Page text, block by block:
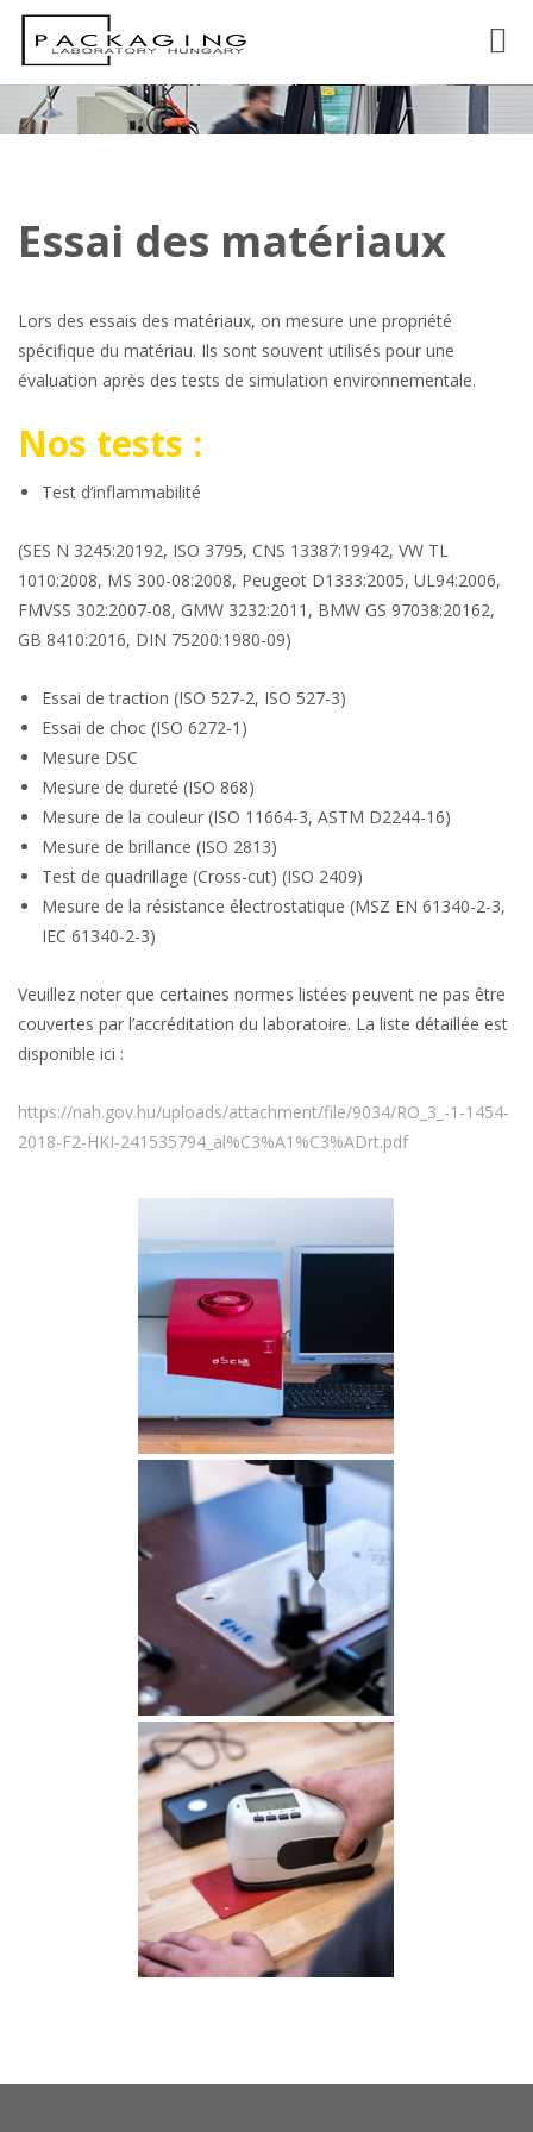
Essai des matériaux
Lors des essais des matériaux, on mesure une propriété
spécifique du matériau. Ils sont souvent utilisés pour une
évaluation après des tests de simulation environnementale.
Nos tests :
Test d’inflammabilité
(SES N 3245:20192, ISO 3795, CNS 13387:19942, VW TL
1010:2008, MS 300-08:2008, Peugeot D1333:2005, UL94:2006,
FMVSS 302:2007-08, GMW 3232:2011, BMW GS 97038:20162,
GB 8410:2016, DIN 75200:1980-09)
Essai de traction (ISO 527-2, ISO 527-3)
Essai de choc (ISO 6272-1)
Mesure DSC
Mesure de dureté (ISO 868)
Mesure de la couleur (ISO 11664-3, ASTM D2244-16)
Mesure de brillance (ISO 2813)
Test de quadrillage (Cross-cut) (ISO 2409)
Mesure de la résistance électrostatique (MSZ EN 61340-2-3,
IEC 61340-2-3)
Veuillez noter que certaines normes listées peuvent ne pas être
couvertes par l’accréditation du laboratoire. La liste détaillée est
disponible ici :
https://nah.gov.hu/uploads/attachment/file/9034/RO_3_-1-1454-
2018-F2-HKI-241535794_al%C3%A1%C3%ADrt.pdf